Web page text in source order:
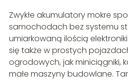
Zwykłe akumulatory mokre
samochodach bez systemu
umiarkowaną ilością
się także w prostych
ogrodowych, jak miniciągniki,
małe maszyny budowlane.